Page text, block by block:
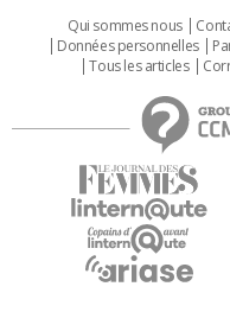
Qui sommes nous
Données personnelles
Tous les articles